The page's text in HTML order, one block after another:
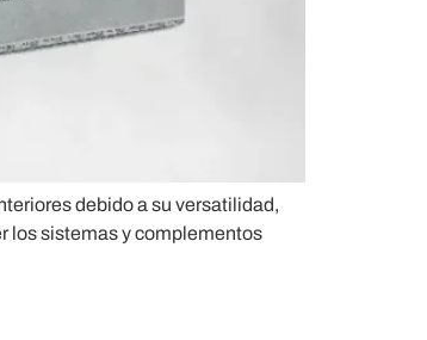
debido a su versatilidad,
los sistemas y complementos